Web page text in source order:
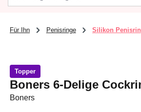
Für Ihn Penisringe Silikon
Topper
Boners 6-Delige
Boners